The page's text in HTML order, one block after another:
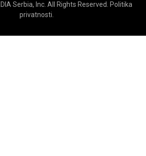
Serbia, Inc. All Rights Reserved.
Politika
privatnosti